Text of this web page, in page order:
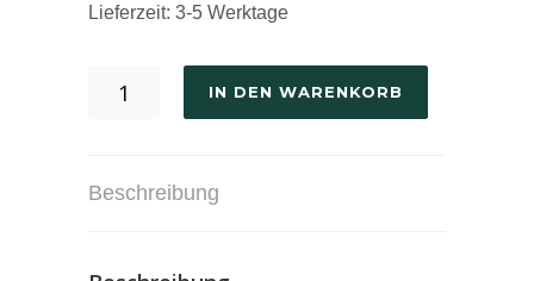
Lieferzeit: 3-5 Werktage
IN DEN WARENKORB
Beschreibung